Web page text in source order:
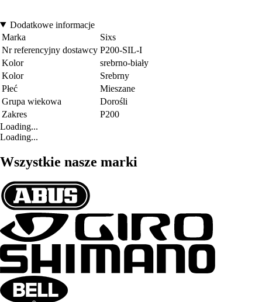
Dodatkowe informacje
Marka
Sixs
Nr referencyjny dostawcy P200-SIL-I
Kolor
srebrno-biały
Kolor
Srebrny
Płeć
Mieszane
Grupa wiekowa
Dorośli
Zakres
P200
Loading...
Loading...
Wszystkie nasze marki